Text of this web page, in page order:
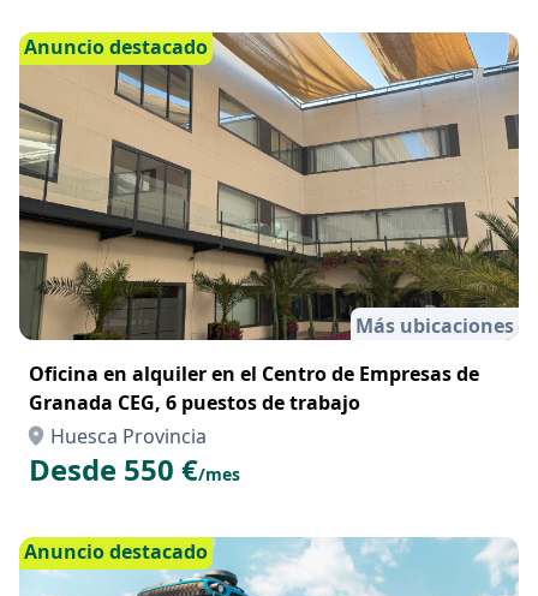
Anuncio destacado
Más ubicaciones
Oficina en alquiler en el Centro de Empresas de
Granada CEG, 6 puestos de trabajo
Huesca Provincia
Desde 550 €/mes
Anuncio destacado